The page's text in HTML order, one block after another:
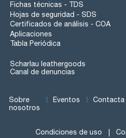
Fichas técnicas - TDS
Hojas de seguridad - SDS
Certificados de análisis - COA
Aplicaciones
Tabla Periódica
Scharlau leathergoods
Canal de denuncias
Sobre
nosotros
Eventos Contacta
Condiciones de uso